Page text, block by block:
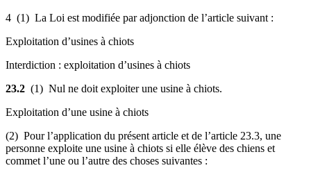
4 (1) La Loi est modifiée par adjonction de l’article suivant :
Exploitation d’usines à chiots
Interdiction : exploitation d’usines à chiots
23.2 (1) Nul ne doit exploiter une usine à chiots.
Exploitation d’une usine à chiots
(2) Pour l’application du présent article et de l’article 23.3, une
personne exploite une usine à chiots si elle élève des chiens et
commet l’une ou l’autre des choses suivantes :